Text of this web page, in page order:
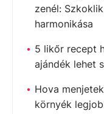
zenél:
harmonikása
5 likőr recept
ajándék lehet
Hova
környék